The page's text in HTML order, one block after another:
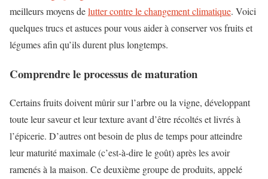
meilleurs moyens delutter contre le changement climatique. Voici
quelques trucs et astuces pour vous aider à conserver vos fruits et
légumes afin qu’ils durent plus longtemps.
Comprendre le processus de maturation
Certains fruits doivent mûrir sur l’arbre ou la vigne, développant
toute leur saveur et leur texture avant d’être récoltés et livrés à
l’épicerie. D’autres ont besoin de plus de temps pour atteindre
leur maturité maximale (c’est-à-dire le goût) après les avoir
ramenés à la maison. Ce deuxième groupe de produits, appelé